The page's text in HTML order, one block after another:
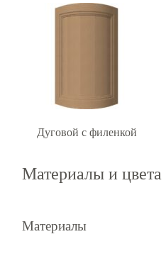
Дуговой с филенкой
Материалы и цвета
Материалы